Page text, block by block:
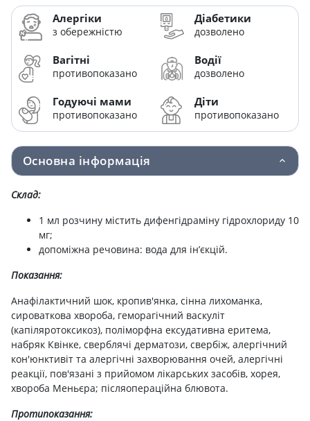
Алергіки
з обережністю
Діабетики
дозволено
Вагітні
противопоказано
Водії
дозволено
Годуючі мами
противопоказано
Діти
противопоказано
Основна інформація
Склад:
1 мл розчину містить дифенгідраміну гідрохлориду 10
мг;
допоміжна речовина: вода для ін’єкцій.
Показання:
Анафілактичний шок, кропив'янка, сінна лихоманка,
сироваткова хвороба, геморагічний васкуліт
(капіляротоксикоз), поліморфна ексудативна еритема,
набряк Квінке, сверблячі дерматози, свербіж, алергічний
кон'юнктивіт та алергічні захворювання очей, алергічні
реакції, пов'язані з прийомом лікарських засобів, хорея,
хвороба Меньєра; післяопераційна блювота.
Протипоказання: